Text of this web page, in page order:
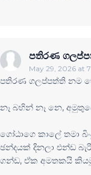
පතිරණ
May 29, 2026 at
පතිරණ ගලප්පත්ති නම
නෑ බහින් නෑ නෙ,
ගෝඨාගෙ කාලේ තමා
ඡන්දයක් දිනලා එන්ඩ
ගන්ඩ, ඒක අමතකයි